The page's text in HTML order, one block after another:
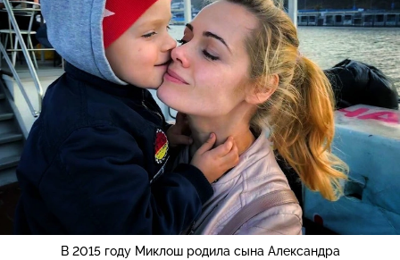
В 2015 году Миклош родила сына Александра